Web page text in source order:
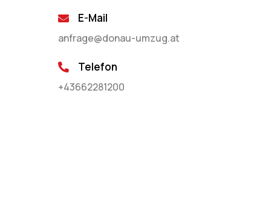
E-Mail
anfrage@donau-umzug.at
Telefon
+43662281200